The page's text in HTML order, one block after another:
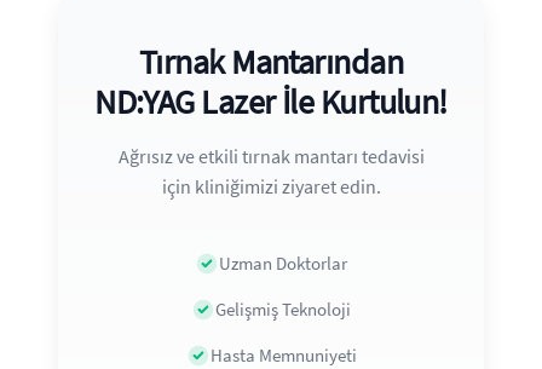
Tırnak Mantarından
ND:YAG Lazer İle Kurtulun!
Ağrısız ve etkili tırnak mantarı tedavisi
için kliniğimizi ziyaret edin.
Uzman Doktorlar
Gelişmiş Teknoloji
Hasta Memnuniyeti